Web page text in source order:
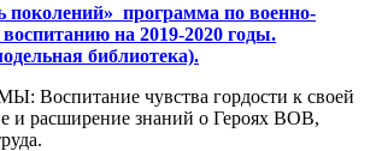
поколений» программа по военно-
на 2019-2020 годы.
библиотека).
чувства гордости к своей
и расширение знаний о Героях ВОВ,